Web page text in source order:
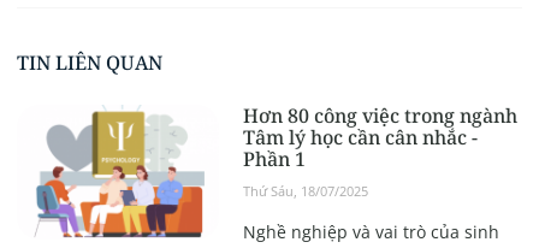
TIN LIÊN QUAN
Hơn 80 công việc trong ngành
Tâm lý học cần cân nhắc -
Phần 1
Thứ Sáu, 18/07/2025
Nghề nghiệp và vai trò của sinh